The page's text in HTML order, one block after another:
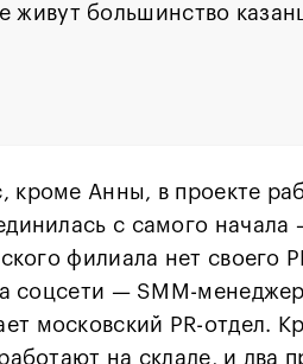
живут большинство
кроме Анны, в проекте
с самого начала
филиала нет своего
соцсети — SMM-
московский PR-отдел.
на складе, и два